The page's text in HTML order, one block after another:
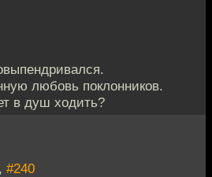
любовь поклонников.
в душ ходить?
#240